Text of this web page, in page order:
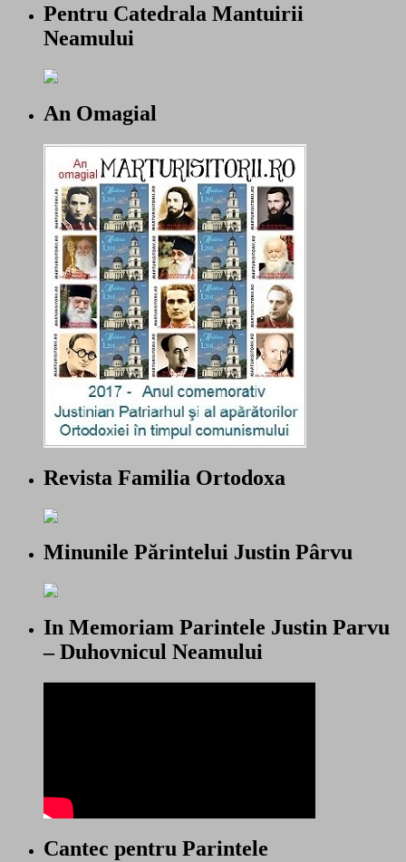
Pentru Catedrala Mantuirii
Neamului
An Omagial
Revista Familia Ortodoxa
Minunile Părintelui Justin Pârvu
In Memoriam Parintele Justin Parvu
– Duhovnicul Neamului
Cantec pentru Parintele